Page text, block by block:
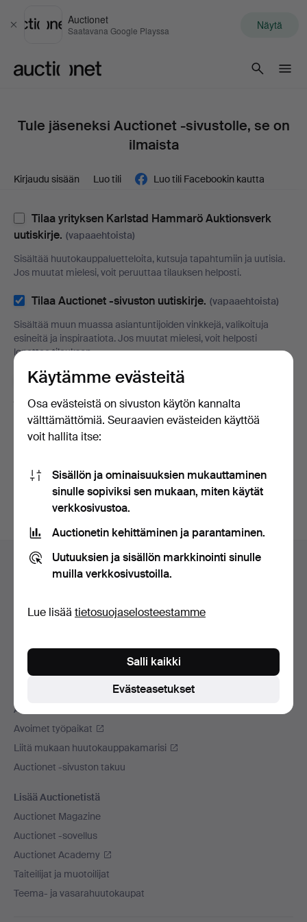
Sulje
Auctionet
Saatavana Google Playssa Näytä
Tule jäseneksi Auctionet -sivustolle, se on
ilmaista
Kirjaudu sisään Luo tili Luo tili Facebookin kautta
Tilaa yrityksen Karlstad Hammarö Auktionsverk
uutiskirje. (vapaaehtoista)
Sisältää huutokauppaluetteloita, kutsuja tapahtumiin ja uutisia.
Jos muutat mielesi, voit peruuttaa tilauksen helposti.
Tilaa Auctionet -sivuston uutiskirje. (vapaaehtoista)
Sisältää muun muassa asiantuntijoiden vinkkejä, valikoituja
esineitä ja inspiraatiota. Jos muutat mielesi, voit helposti
lopettaa tilauksen.
Olen vähintään 18-vuotias ja hyväksyn
myyntiehdot sekä vahvistan lukeneeni
tietosuojakäytännön
Sinun pitää hyväksyä ehdot pystyäksesi jatkamaan.
Alatunnistenavigaatio
Apua ja yhteystiedot
Maksuvaihtoehdot
Auctionet -sivustosta
Avoimet työpaikat
Liitä mukaan huutokauppakamarisi
Auctionet -sivuston takuu
Lisää Auctionetistä
Auctionet Magazine
Auctionet -sovellus
Auctionet Academy
Taiteilijat ja muotoilijat
Teema- ja vasarahuutokaupat
Käytämme evästeitä
Osa evästeistä on sivuston käytön kannalta
välttämättömiä. Seuraavien evästeiden käyttöä
voit hallita itse:
Sisällön ja ominaisuuksien mukauttaminen
sinulle sopiviksi sen mukaan, miten käytät
verkkosivustoa.
Auctionetin kehittäminen ja parantaminen.
Uutuuksien ja sisällön markkinointi sinulle
muilla verkkosivustoilla.
Lue lisää tietosuojaselosteestamme
Evästeasetukset
Salli kaikki